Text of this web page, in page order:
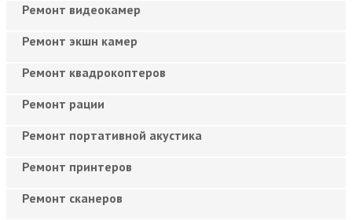
Ремонт видеокамер
Ремонт экшн камер
Ремонт квадрокоптеров
Ремонт рации
Ремонт портативной акустика
Ремонт принтеров
Ремонт сканеров